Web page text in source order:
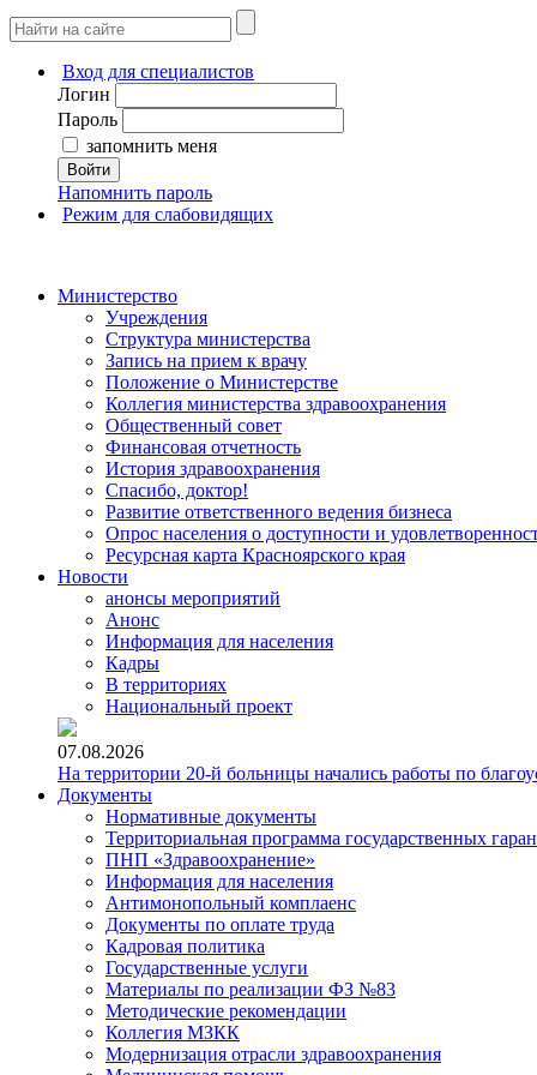
Вход для специалистов
Логин
Пароль
запомнить меня
Войти
Напомнить пароль
Режим для слабовидящих
Министерство
Учреждения
Структура министерства
Запись на прием к врачу
Положение о Министерстве
Коллегия министерства здравоохранения
Общественный совет
Финансовая отчетность
История здравоохранения
Спасибо, доктор!
Развитие ответственного ведения бизнеса
Опрос населения о доступности и
Ресурсная карта Красноярского края
Новости
анонсы мероприятий
Анонс
Информация для населения
Кадры
В территориях
Национальный проект
07.08.2026
На территории 20-й больницы начались работы по
Документы
Нормативные документы
Территориальная программа государственных
ПНП «Здравоохранение»
Информация для населения
Антимонопольный комплаенс
Документы по оплате труда
Кадровая политика
Государственные услуги
Материалы по реализации ФЗ №83
Методические рекомендации
Коллегия МЗКК
Модернизация отрасли здравоохранения